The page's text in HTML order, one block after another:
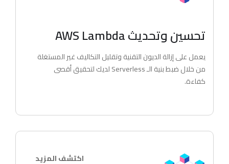
تحسين وتحديث AWS Lambda
يعمل على إزالة الديون التقنية وتقليل التكاليف غير المستغلة
من خلال ضبط بنية الـ Serverless لديك لتحقيق أقصى
كفاءة.
اكتشف المزيد